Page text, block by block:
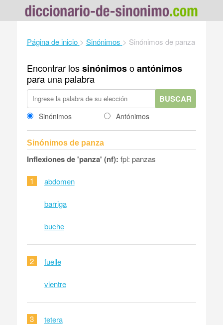
Página de inicio > Sinónimos > Sinónimos de panza
Encontrar lossinónimosoantónimos
para una palabra
BUSCAR
Sinónimos Antónimos
Sinónimos de panza
Inflexiones de 'panza' (nf): fpl: panzas
1 abdomen
barriga
buche
2 fuelle
vientre
3 tetera